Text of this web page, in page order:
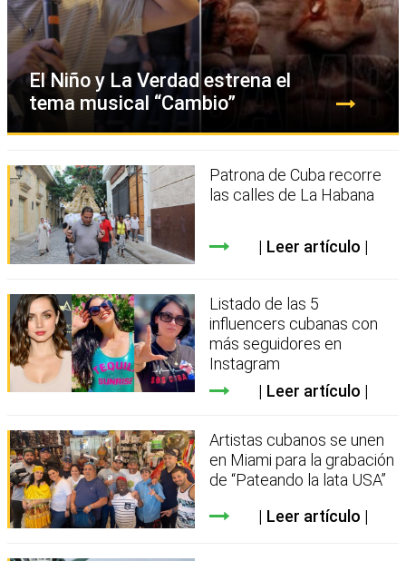
El Niño y La Verdad estrena el
tema musical “Cambio”
Patrona de Cuba recorre
las calles de La Habana
Leer artículo
Listado de las 5
influencers cubanas con
más seguidores en
Instagram
Leer artículo
Artistas cubanos se unen
en Miami para la grabación
de “Pateando la lata USA”
Leer artículo